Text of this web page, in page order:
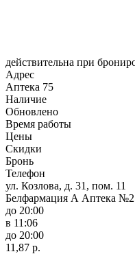
действительна при
Адрес
Аптека 75
Наличие
Обновлено
Время работы
Цены
Скидки
Бронь
Телефон
ул. Козлова, д. 31, пом. 11
Белфармация А Аптека
до 20:00
в 11:06
до 20:00
11,87 р.